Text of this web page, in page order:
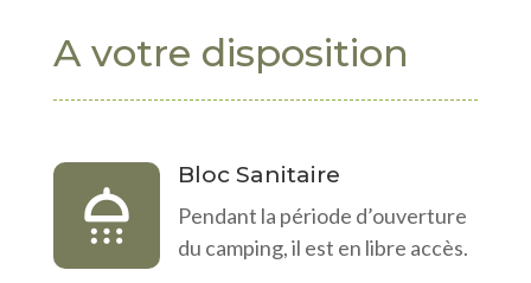
A votre disposition
Bloc Sanitaire
Pendant la période d’ouverture
du camping, il est en libre accès.